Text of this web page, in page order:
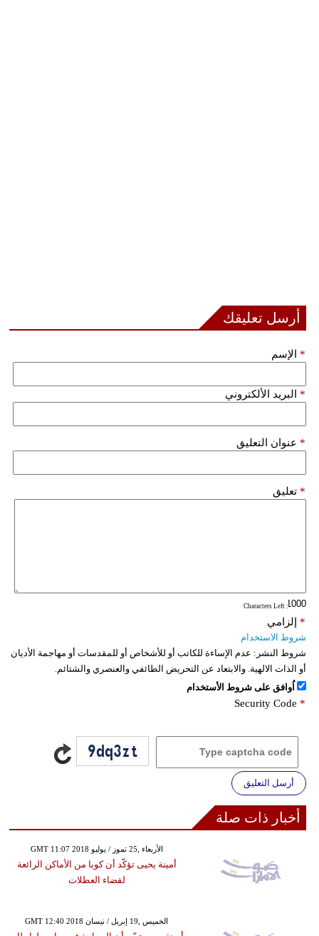
أرسل تعليقك
الإسم *
البريد الألكتروني *
عنوان التعليق *
تعليق *
: Characters Left
إلزامي *
شروط الاستخدام
شروط النشر: عدم الإساءة للكاتب أو للأشخاص أو للمقدسات أو مهاجمة الأديان
أو الذات الالهية. والابتعاد عن التحريض الطائفي والعنصري والشتائم.
اُوافق على شروط الأستخدام
Security Code *
أرسل التعليق
أخبار ذات صلة
GMT 11:07 2018 الأربعاء ,25 تموز / يوليو
أمينة يحيى تؤكّد أن كوبا من الأماكن الرائعة
لقضاء العطلات
GMT 12:40 2018 الخميس ,19 إبريل / نيسان